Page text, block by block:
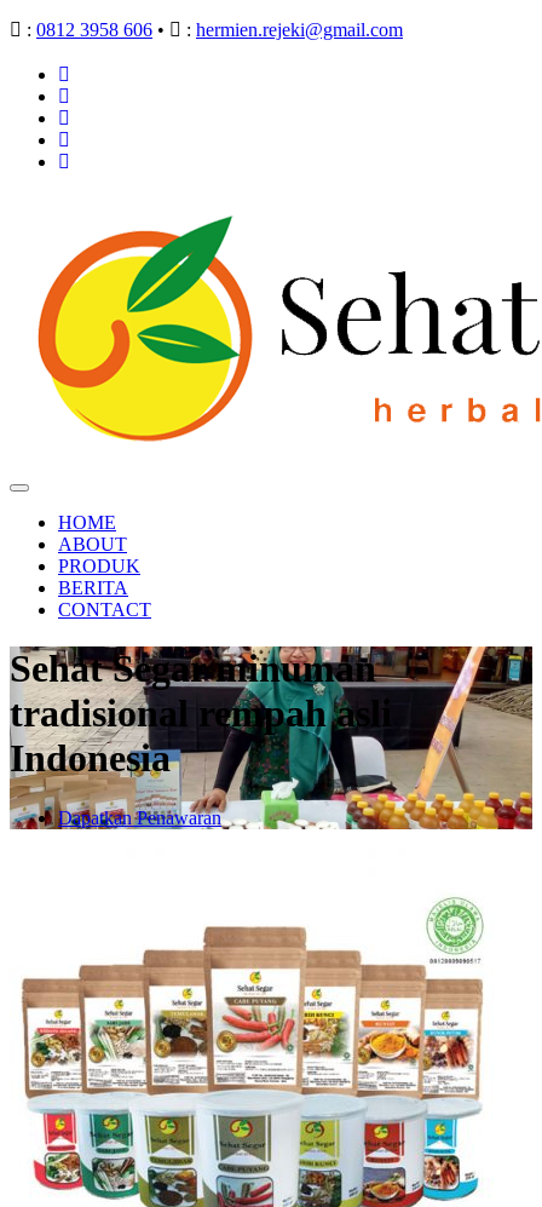
: 0812 3958 606 • : hermien.rejeki@gmail.com
HOME
ABOUT
PRODUK
BERITA
CONTACT
Sehat Segar minuman
tradisional rempah asli
Indonesia
Dapatkan Penawaran